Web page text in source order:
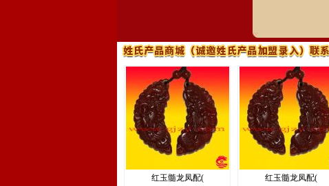
红玉髓龙凤配(
红玉髓龙凤配(